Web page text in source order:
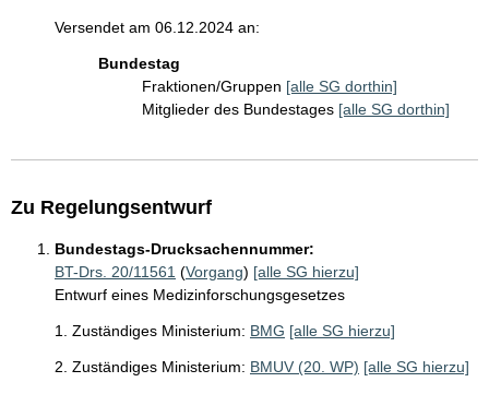
Versendet am 06.12.2024 an:
Bundestag
Fraktionen/Gruppen [alle SG dorthin]
Mitglieder des Bundestages [alle SG dorthin]
Zu Regelungsentwurf
Bundestags-Drucksachennummer:
BT-Drs. 20/11561 (Vorgang) [alle SG hierzu]
Entwurf eines Medizinforschungsgesetzes
1. Zuständiges Ministerium: BMG [alle SG hierzu]
2. Zuständiges Ministerium: BMUV (20. WP) [alle SG hierzu]